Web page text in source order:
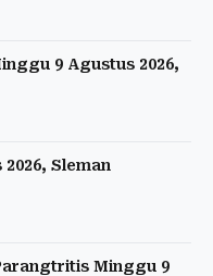
9 Agustus 2026,
Sleman
Minggu 9